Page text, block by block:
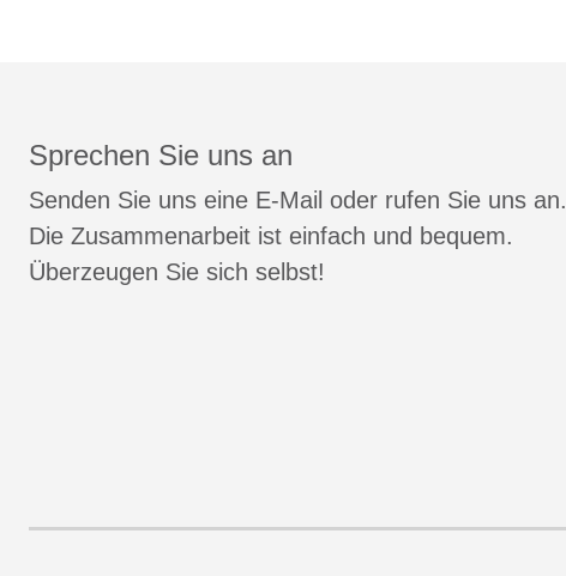
Sprechen Sie uns an
Senden Sie uns eine E-Mail oder rufen Sie uns an.
Die Zusammenarbeit ist einfach und bequem.
Überzeugen Sie sich selbst!